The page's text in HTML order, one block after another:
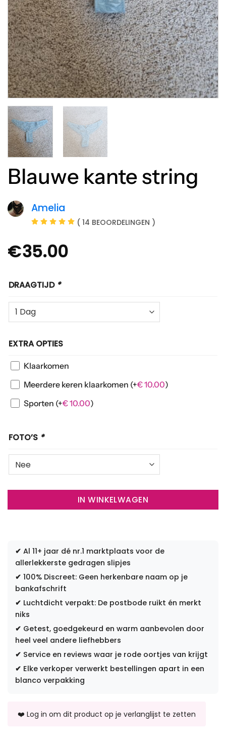
Blauwe kante string
Amelia
( 14 BEOORDELINGEN )
€35.00
DRAAGTIJD *
EXTRA OPTIES
Klaarkomen
Meerdere keren klaarkomen (+€10.00)
Sporten (+€10.00)
FOTO’S *
IN WINKELWAGEN
✔ Al 11+ jaar dé nr.1 marktplaats voor de
allerlekkerste gedragen slipjes
✔ 100% Discreet: Geen herkenbare naam op je
bankafschrift
✔ Luchtdicht verpakt: De postbode ruikt én merkt
niks
✔ Getest, goedgekeurd en warm aanbevolen door
heel veel andere liefhebbers
✔ Service en reviews waar je rode oortjes van krijgt
✔ Elke verkoper verwerkt bestellingen apart in een
blanco verpakking